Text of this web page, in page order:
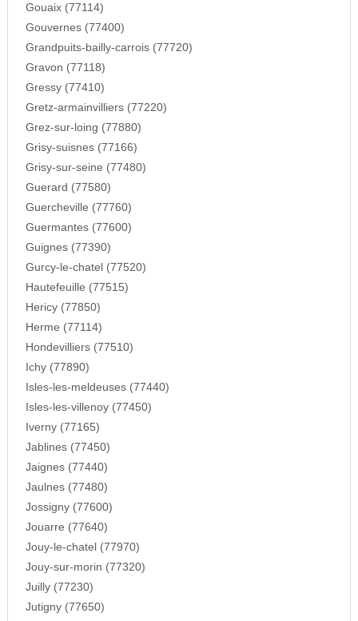
Gouaix (77114)
Gouvernes (77400)
Grandpuits-bailly-carrois (77720)
Gravon (77118)
Gressy (77410)
Gretz-armainvilliers (77220)
Grez-sur-loing (77880)
Grisy-suisnes (77166)
Grisy-sur-seine (77480)
Guerard (77580)
Guercheville (77760)
Guermantes (77600)
Guignes (77390)
Gurcy-le-chatel (77520)
Hautefeuille (77515)
Hericy (77850)
Herme (77114)
Hondevilliers (77510)
Ichy (77890)
Isles-les-meldeuses (77440)
Isles-les-villenoy (77450)
Iverny (77165)
Jablines (77450)
Jaignes (77440)
Jaulnes (77480)
Jossigny (77600)
Jouarre (77640)
Jouy-le-chatel (77970)
Jouy-sur-morin (77320)
Juilly (77230)
Jutigny (77650)